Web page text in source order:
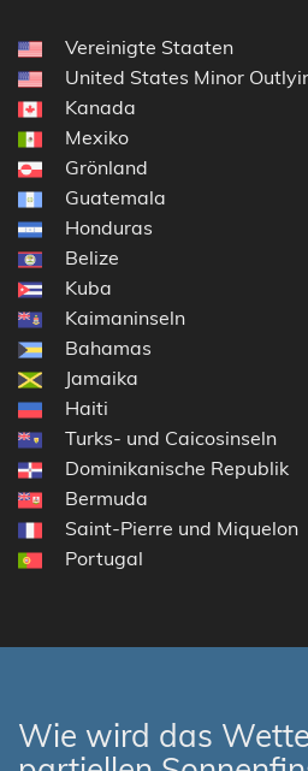
Vereinigte Staaten
United States Minor
Kanada
Mexiko
Grönland
Guatemala
Honduras
Belize
Kuba
Kaimaninseln
Bahamas
Jamaika
Haiti
Turks- und Caicosinseln
Dominikanische Republik
Bermuda
Saint-Pierre und Miquelon
Portugal
Wie wird das